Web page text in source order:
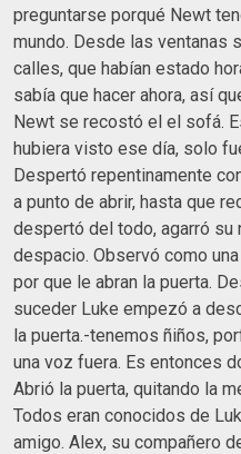
preguntarse porqué Newt
mundo. Desde las ventanas
calles, que habían estado
sabía que hacer ahora, así
Newt se recostó el el sofá.
hubiera visto ese día, solo
Despertó repentinamente
a punto de abrir, hasta que
despertó del todo, agarró su
despacio. Observó como
por que le abran la puerta.
suceder Luke empezó a
la puerta.-tenemos ñiños,
una voz fuera. Es entonces
Abrió la puerta, quitando la
Todos eran conocidos de
amigo. Alex, su compañero